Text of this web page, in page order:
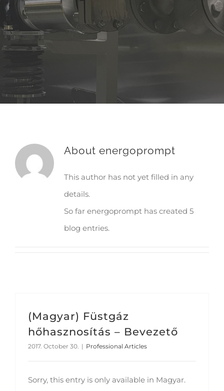
About energoprompt
This author has not yet filled in any
details.
So far energoprompt has created 5
blog entries.
(Magyar) Füstgáz
hőhasznosítás – Bevezető
2017. October 30. | Professional Articles
Sorry, this entry is only available in Magyar.